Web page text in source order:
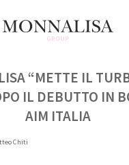
“METTE IL
IL DEBUTTO IN
AIM ITALIA
Chiti